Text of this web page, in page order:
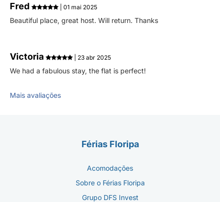
Fred | 01 mai 2025
Beautiful place, great host. Will return. Thanks
Victoria | 23 abr 2025
We had a fabulous stay, the flat is perfect!
Mais avaliações
Férias Floripa
Acomodações
Sobre o Férias Floripa
Grupo DFS Invest